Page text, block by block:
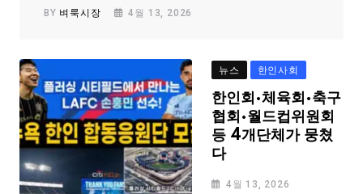
BY 벼룩시장 4월 13, 2026
뉴스 한인사회
한인회·체육회·축구
협회·월드컵위원회
등 4개단체가 뭉쳤
다
4월 13, 2026